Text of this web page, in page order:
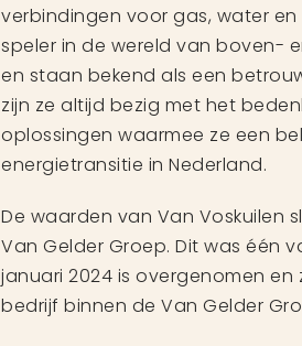
verbindingen voor gas, water
speler in de wereld van boven-
en staan bekend als een
zijn ze altijd bezig met het
oplossingen waarmee ze een
energietransitie in Nederland.
De waarden van Van Voskuilen
Van Gelder Groep. Dit was één
januari 2024 is overgenomen
bedrijf binnen de Van Gelder